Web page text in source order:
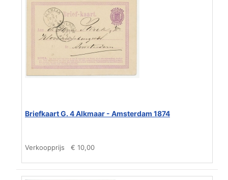
Briefkaart G. 4 Alkmaar - Amsterdam 1874
Verkoopprijs € 10,00